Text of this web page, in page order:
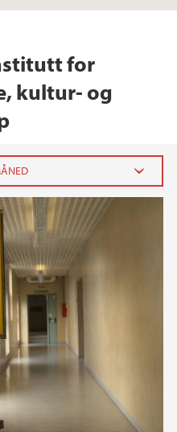
for
kultur- og
(1)
(2)
(1)
(1)
(2)